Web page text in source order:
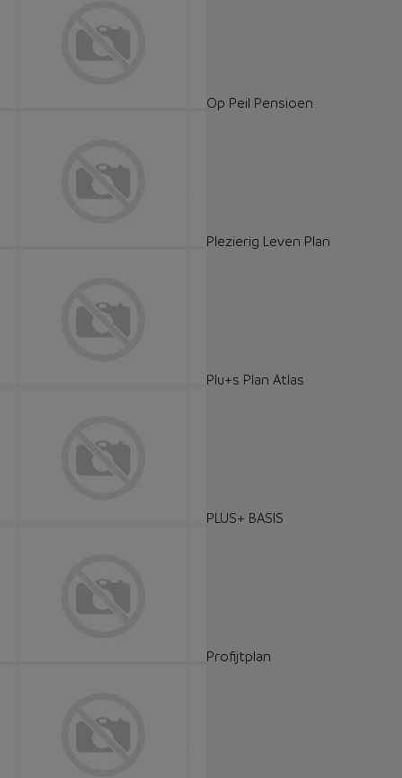
Op Peil Pensioen
Plezierig Leven Plan
Plu+s Plan Atlas
PLUS+ BASIS
Profijtplan